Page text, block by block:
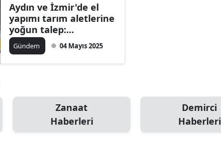
Aydın ve İzmir'de el
yapımı tarım aletlerine
yoğun talep:
Fabrikasyon aletler iş
görmüyor demirci
ustaları zamanla
Gündem 04 Mayıs 2025
Zanaat
Haberleri
Demirci
Haberleri